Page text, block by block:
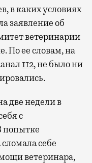
берет
в каких условиях
заявление об
ветеринарии
По ее словам, на
112, не было ни
две недели в
с
попытке
себе
ветеринара,